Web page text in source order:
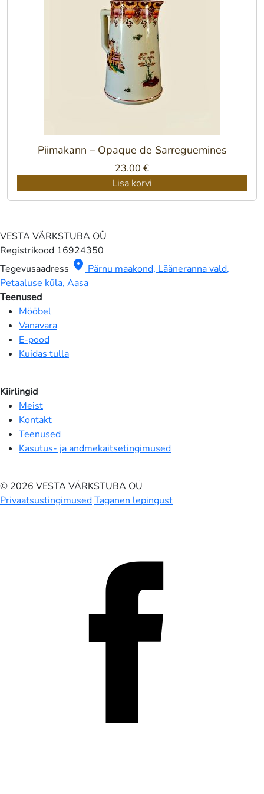
Piimakann – Opaque de Sarreguemines
23.00 €
Lisa korvi
VESTA VÄRKSTUBA OÜ
Registrikood 16924350
Tegevusaadress location_on Pärnu maakond, Lääneranna vald,
Petaaluse küla, Aasa
Teenused
Mööbel
Vanavara
E-pood
Kuidas tulla
Kiirlingid
Meist
Kontakt
Teenused
Kasutus- ja andmekaitsetingimused
© 2026 VESTA VÄRKSTUBA OÜ
PrivaatsustingimusedTaganen lepingust